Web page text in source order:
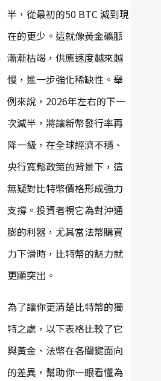
半，從最初的50 BTC 減到現
在的更少。這就像黃金礦脈
漸漸枯竭，供應速度越來越
慢，進一步強化稀缺性。舉
例來說，2026年左右的下一
次減半，將讓新幣發行率再
降一級，在全球經濟不穩、
央行寬鬆政策的背景下，這
無疑對比特幣價格形成強力
支撐。投資者視它為對沖通
膨的利器，尤其當法幣購買
力下滑時，比特幣的魅力就
更顯突出。
為了讓你更清楚比特幣的獨
特之處，以下表格比較了它
與黃金、法幣在各關鍵面向
的差異，幫助你一眼看懂為